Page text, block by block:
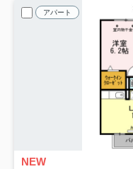
アパート
NEW